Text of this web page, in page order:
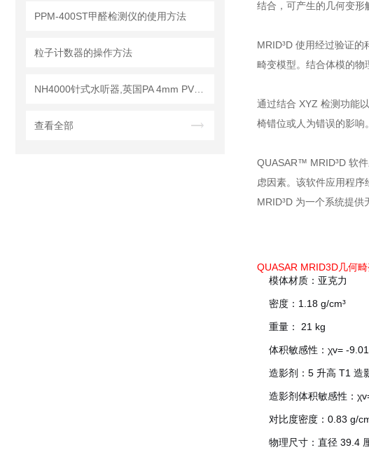
PPM-400ST甲醛检测仪的使用方法
粒子计数器的操作方法
查看全部
结合，可产生的几何变形
MRID³D 使用经过验证
畸变模型。结合体模的物
通过结合 XYZ 检测功能
椅错位或人为错误的影响
QUASAR™ MRID³D 软
虑因素。该软件应用程
MRID³D 为一个系统提
QUASAR MRID3D几何
模体材质：亚克力
密度：1.18 g/cm³
重量： 21 kg
体积敏感性：χv= -
造影剂：5 升高 T1 造
造影剂体积敏感性：
对比度密度：0.83 g/
物理尺寸：直径 39.4